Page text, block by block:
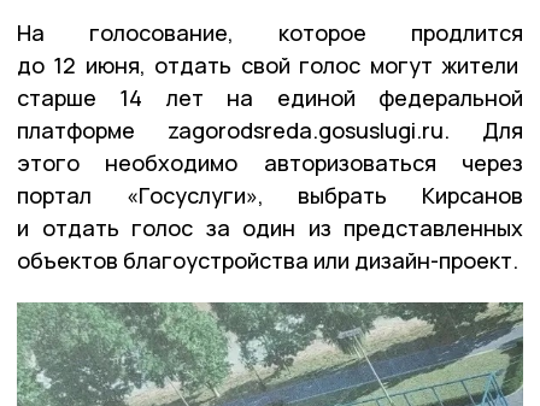
На голосование, которое продлится
до 12 июня, отдать свой голос могут жители
старше 14 лет на единой федеральной
платформе zagorodsreda.gosuslugi.ru. Для
этого необходимо авторизоваться через
портал «Госуслуги», выбрать Кирсанов
и отдать голос за один из представленных
объектов благоустройства или дизайн-проект.